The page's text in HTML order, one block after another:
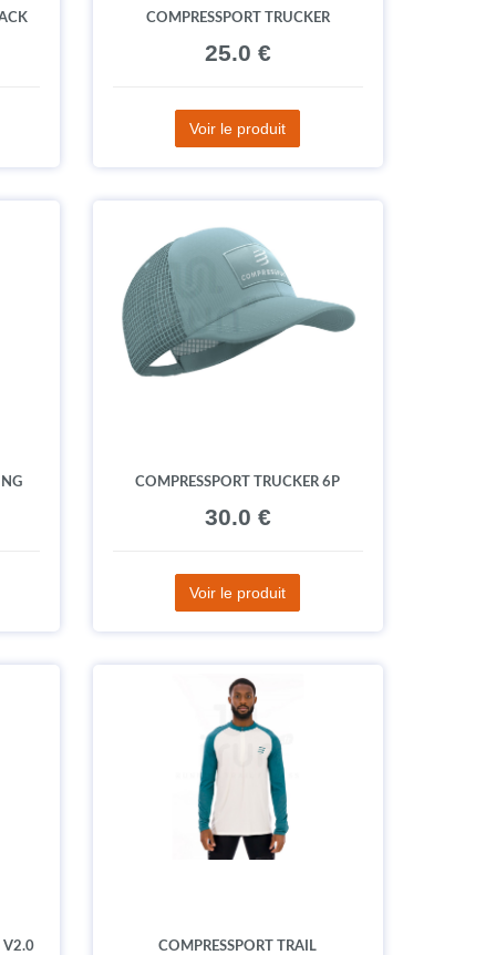
COMPRESSPORT TRUCKER
25.0 €
Voir le produit
COMPRESSPORT TRUCKER 6P
30.0 €
Voir le produit
V2.0 COMPRESSPORT TRAIL